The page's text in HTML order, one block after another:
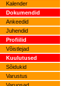
Kalender
Dokumendid
Ankeedid
Juhendid
Profiilid
Võistlejad
Kuulutused
Sõidukid
Varustus